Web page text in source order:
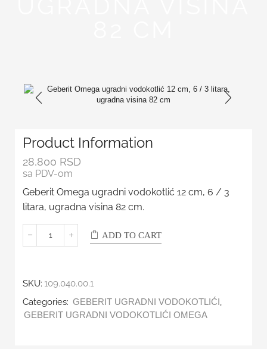
Product Information
28,800 RSD
sa PDV-om
Geberit Omega ugradni vodokotlić 12 cm, 6 / 3
litara, ugradna visina 82 cm.
ADD TO CART
SKU: 109.040.00.1
Categories: GEBERIT UGRADNI VODOKOTLIĆI
GEBERIT UGRADNI VODOKOTLIĆI OMEGA